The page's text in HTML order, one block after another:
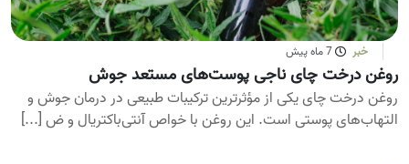
خبر 7 ماه پیش
روغن درخت چای ناجی پوست‌های مستعد جوش
روغن درخت چای یکی از مؤثرترین ترکیبات طبیعی در درمان جوش و
التهاب‌های پوستی است. این روغن با خواص آنتی‌باکتریال و ض [...]